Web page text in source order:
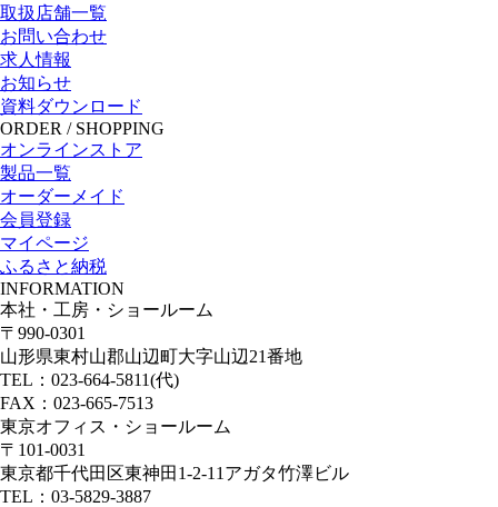
取扱店舗一覧
お問い合わせ
求人情報
お知らせ
資料ダウンロード
ORDER / SHOPPING
オンラインストア
製品一覧
オーダーメイド
会員登録
マイページ
ふるさと納税
INFORMATION
本社・工房・ショールーム
〒990-0301
山形県東村山郡山辺町大字山辺21番地
TEL：023-664-5811(代)
FAX：023-665-7513
東京オフィス・ショールーム
〒101-0031
東京都千代田区東神田1-2-11アガタ竹澤ビル
TEL：03-5829-3887